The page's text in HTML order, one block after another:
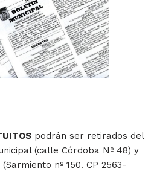
podrán ser retirados del
(calle Córdoba Nº 48) y
nº 150. CP 2563-